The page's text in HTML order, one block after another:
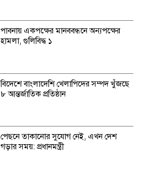
পাবনায় একপক্ষের মানববন্ধনে অন্যপক্ষের
হামলা, গুলিবিদ্ধ ১
বিদেশে বাংলাদেশি খেলাপিদের সম্পদ খুঁজছে
৮ আন্তর্জাতিক প্রতিষ্ঠান
পেছনে তাকানোর সুযোগ নেই, এখন দেশ
গড়ার সময়: প্রধানমন্ত্রী